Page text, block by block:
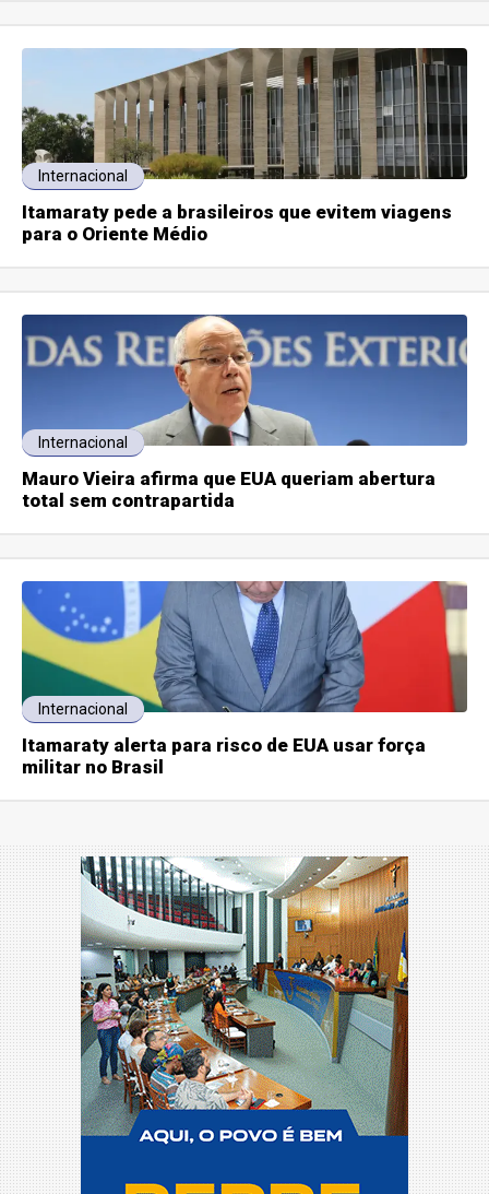
Internacional
Itamaraty pede a brasileiros que evitem viagens
para o Oriente Médio
Internacional
Mauro Vieira afirma que EUA queriam abertura
total sem contrapartida
Internacional
Itamaraty alerta para risco de EUA usar força
militar no Brasil